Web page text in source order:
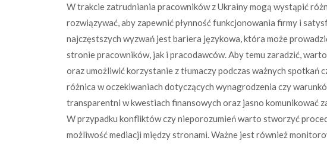
W trakcie zatrudniania pracowników z Ukrainy mogą wystąpić
rozwiązywać, aby zapewnić płynność funkcjonowania firmy i
najczęstszych wyzwań jest bariera językowa, która może
stronie pracowników, jak i pracodawców. Aby temu zaradzić,
oraz umożliwić korzystanie z tłumaczy podczas ważnych spotkań
różnica w oczekiwaniach dotyczących wynagrodzenia czy
transparentni w kwestiach finansowych oraz jasno komunikować
W przypadku konfliktów czy nieporozumień warto stworzyć
możliwość mediacji między stronami. Ważne jest również